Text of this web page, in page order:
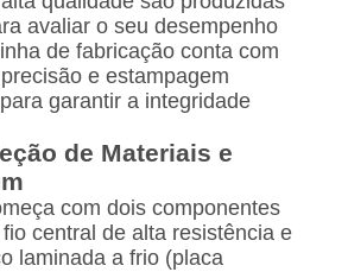
avaliar o seu desempenho
de fabricação conta com
e estampagem
garantir a integridade
de Materiais e
com dois componentes
central de alta resistência e
laminada a frio (placa